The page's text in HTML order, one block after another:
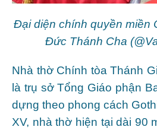
Đại diện chính quyền miền
Đức Thánh Cha
Nhà thờ Chính tòa Thánh
là trụ sở Tổng Giáo phận
dựng theo phong cách
XV, nhà thờ hiện tại dài 90